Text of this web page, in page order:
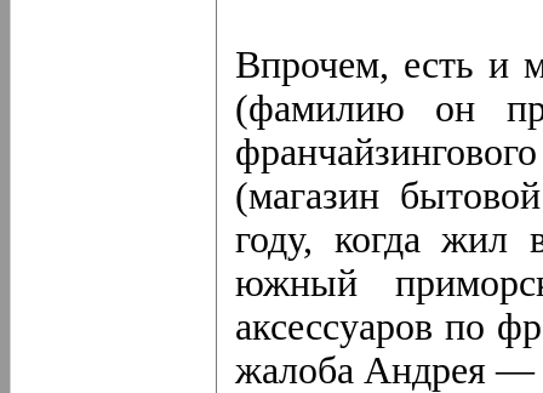
Впрочем, есть и
(фамилию он
(магазин
году, когда жил
южный
аксессуаров по
жалоба Андрея —